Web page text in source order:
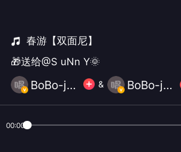
春游【双面尼】
🎁送给@S uNn Y🌞
BoBo-janny ⁧ 🐰 & BoBo-janny ⁧ 🐰
00:00